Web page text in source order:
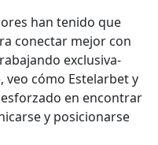
han tenido que
conec­tar mejor con
exclu­si­va­
veo cómo Este­lar­bet y
en encon­trar
y posi­cionarse